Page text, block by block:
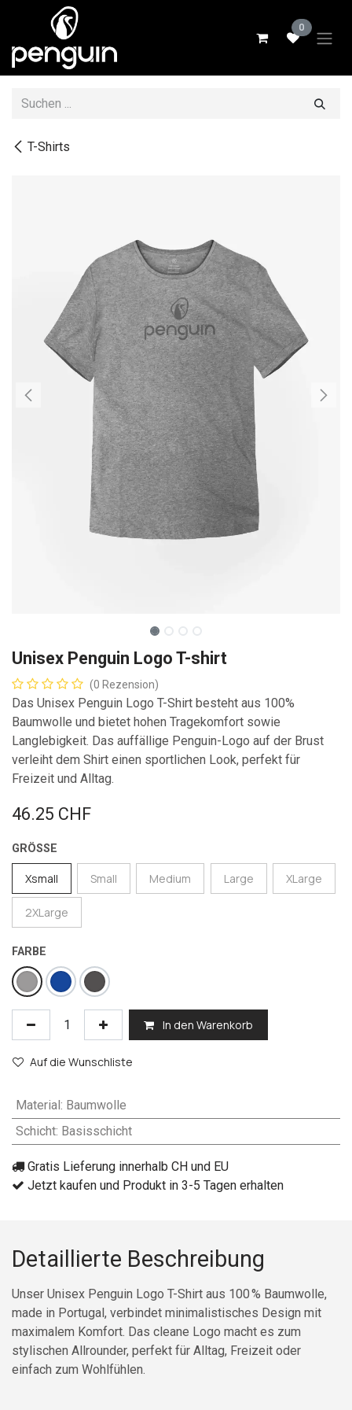
Zum Inhalt springen
0
T-Shirts
Unisex Penguin Logo T-shirt
(0 Rezension)
Das Unisex Penguin Logo T-Shirt besteht aus 100%
Baumwolle und bietet hohen Tragekomfort sowie
Langlebigkeit. Das auffällige Penguin-Logo auf der Brust
verleiht dem Shirt einen sportlichen Look, perfekt für
Freizeit und Alltag.
46.25 CHF
GRÖSSE
Xsmall Small Medium Large XLarge
2XLarge
FARBE
In den Warenkorb
Auf die Wunschliste
Material : Baumwolle
Schicht: Basisschicht
Gratis Lieferung innerhalb CH und EU
Jetzt kaufen und Produkt in 3-5 Tagen erhalten
Detaillierte Beschreibung
Unser Unisex Penguin Logo T-Shirt aus 100 % Baumwolle,
made in Portugal, verbindet minimalistisches Design mit
maximalem Komfort. Das cleane Logo macht es zum
stylischen Allrounder, perfekt für Alltag, Freizeit oder
einfach zum Wohlfühlen.